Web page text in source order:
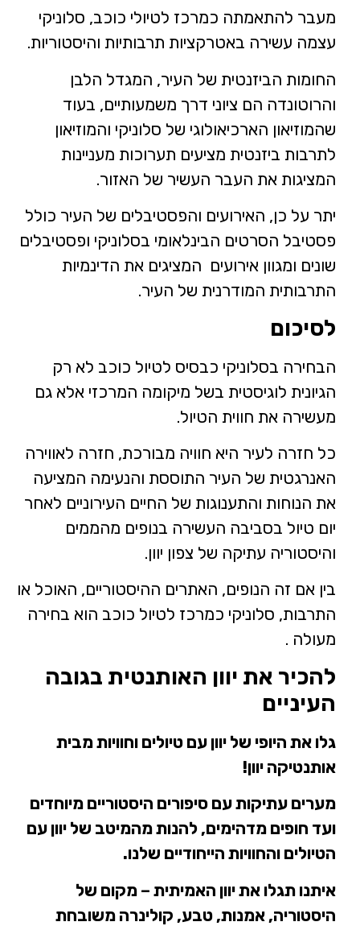
מעבר להתאמתה כמרכז לטיולי כוכב, סלוניקי
עצמה עשירה באטרקציות תרבותיות והיסטוריות.
החומות הביזנטית של העיר, המגדל הלבן
והרוטונדה הם ציוני דרך משמעותיים, בעוד
שהמוזיאון הארכיאולוגי של סלוניקי והמוזיאון
לתרבות ביזנטית מציעים תערוכות מעניינות
המציגות את העבר העשיר של האזור.
יתר על כן, האירועים והפסטיבלים של העיר כולל
פסטיבל הסרטים הבינלאומי בסלוניקי ופסטיבלים
שונים ומגוון אירועים המציגים את הדינמיות
התרבותית המודרנית של העיר.
לסיכום
הבחירה בסלוניקי כבסיס לטיול כוכב לא רק
הגיונית לוגיסטית בשל מיקומה המרכזי אלא גם
מעשירה את חווית הטיול.
כל חזרה לעיר היא חוויה מבורכת, חזרה לאווירה
האנרגטית של העיר התוססת והנעימה המציעה
את הנוחות והתענוגות של החיים העירוניים לאחר
יום טיול בסביבה העשירה בנופים מהממים
והיסטוריה עתיקה של צפון יוון.
בין אם זה הנופים, האתרים ההיסטוריים, האוכל או
התרבות, סלוניקי כמרכז לטיול כוכב הוא בחירה
מעולה .
להכיר את יוון האותנטית בגובה
העיניים
גלו את היופי של יוון עם טיולים וחוויות מבית
אותנטיקה יוון!
מערים עתיקות עם סיפורים היסטוריים מיוחדים
ועד חופים מדהימים, להנות מהמיטב של יוון עם
הטיולים והחוויות הייחודיים שלנו.
איתנו תגלו את יוון האמיתית – מקום של
היסטוריה, אמנות, טבע, קולינרה משובחת